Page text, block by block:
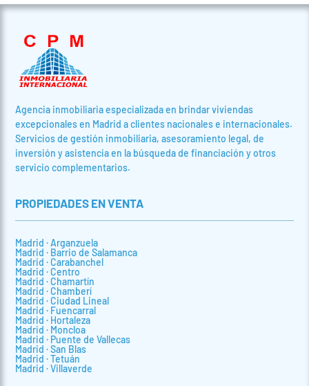
Agencia inmobiliaria especializada en brindar viviendas
excepcionales en Madrid a clientes nacionales e internacionales.
Servicios de gestión inmobiliaria, asesoramiento legal, de
inversión y asistencia en la búsqueda de financiación y otros
servicio complementarios.
PROPIEDADES EN VENTA
Madrid · Arganzuela
Madrid · Barrio de Salamanca
Madrid · Carabanchel
Madrid · Centro
Madrid · Chamartín
Madrid · Chamberí
Madrid · Ciudad Lineal
Madrid · Fuencarral
Madrid · Hortaleza
Madrid · Moncloa
Madrid · Puente de Vallecas
Madrid · San Blas
Madrid · Tetuán
Madrid · Villaverde